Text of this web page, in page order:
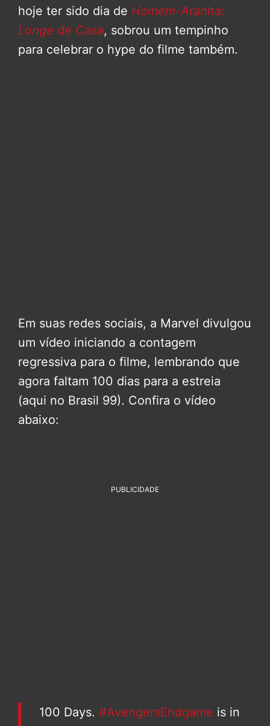
hoje ter sido dia de Homem-Aranha:
Longe de Casa, sobrou um tempinho
para celebrar o hype do filme também.
Em suas redes sociais, a Marvel divulgou
um vídeo iniciando a contagem
regressiva para o filme, lembrando que
agora faltam 100 dias para a estreia
(aqui no Brasil 99). Confira o vídeo
abaixo:
PUBLICIDADE
100 Days. #AvengersEndgame is in